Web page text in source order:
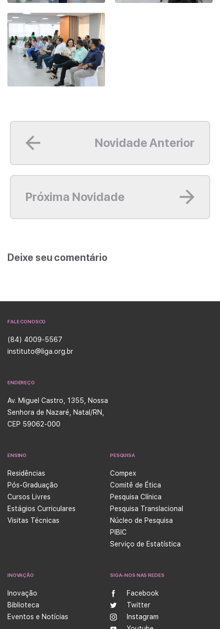
Novidade Anterior
Próxima Novidade
Deixe seu comentário
FALE CONOSCO
(84) 4009-5567
instituto@liga.org.br
ENDEREÇO
Av. Miguel Castro, 1355, Nossa
Senhora de Nazaré, Natal/RN,
CEP 59062-000
ENSINO
Residências
Pós-Graduação
Cursos Livres
Estágios Curriculares
Visitas Técnicas
PESQUISA
Compex
Comitê de Ética
Pesquisa Clínica
Pesquisa Translacional
Núcleo de Pesquisa
PIBIC
Serviço de Estatística
INOVAÇÃO
Inovação
Biblioteca
Eventos e Notícias
SIGA-NOS NAS REDES
Facebook
Twitter
Instagram